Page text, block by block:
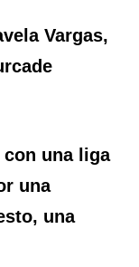
Vargas,
una liga
una
una